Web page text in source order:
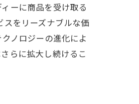
ーに商品を受け取る
をリーズナブルな価
ノロジーの進化によ
らに拡大し続けるこ